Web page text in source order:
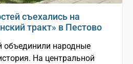
съехались на
тракт» в Пестово
объединили народные
На центральной